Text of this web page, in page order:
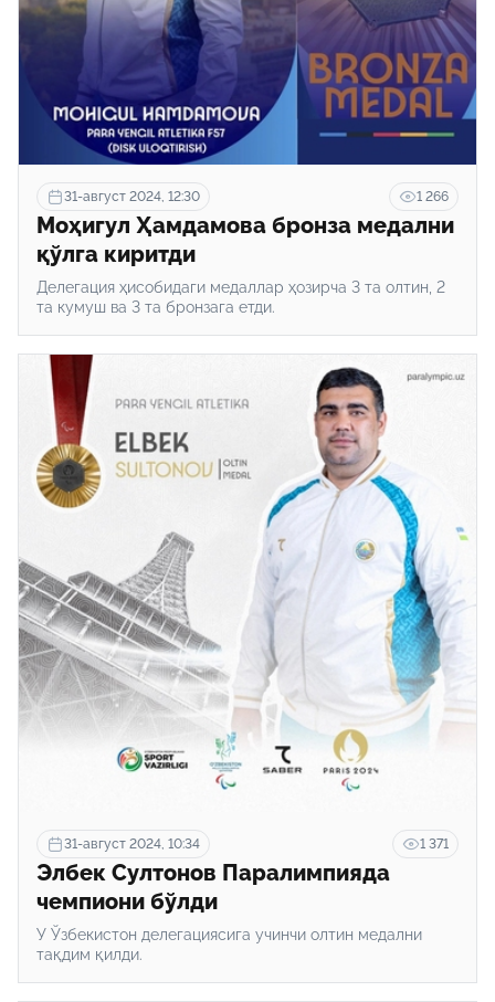
31-август 2024, 12:30 1 266
Моҳигул Ҳамдамова бронза медални
қўлга киритди
Делегация ҳисобидаги медаллар ҳозирча 3 та олтин, 2
та кумуш ва 3 та бронзага етди.
31-август 2024, 10:34 1 371
Элбек Султонов Паралимпияда
чемпиони бўлди
У Ўзбекистон делегациясига учинчи олтин медални
тақдим қилди.